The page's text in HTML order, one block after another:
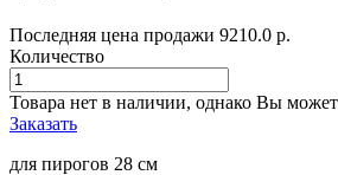
Последняя цена продажи 9210.0 р.
Количество
Товара нет в наличии, однако Вы
Заказать
для пирогов 28 см